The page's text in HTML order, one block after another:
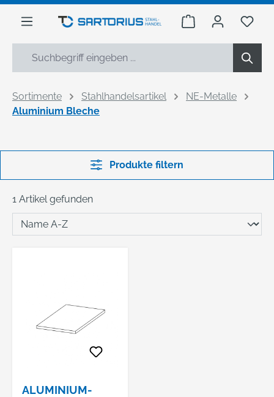
springen
Warenkorb Du
Sortimente Stahlhandelsartikel
NE-Metalle
Aluminium Bleche
Produkte filtern
1 Artikel gefunden
ALUMINIUM-